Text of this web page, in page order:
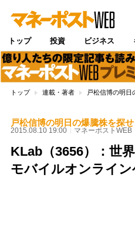
トップ 投資 ビジネス
トップ 連載・著者 戸松信博の明日
戸松信博の明日の爆騰株を探せ
2015.08.10 19:00 マネーポストWEB
KLab（3656）：世
モバイルオンライ